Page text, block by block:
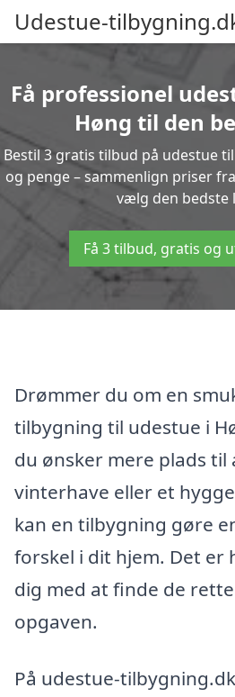
Udestue-
Få professionel
Høng til den
Bestil 3 gratis tilbud på udestue
og penge – sammenlign priser
vælg den bedste
Få 3 tilbud, gratis og
Drømmer du om en
tilbygning til udestue i
du ønsker mere plads til
vinterhave eller et
kan en tilbygning gøre
forskel i dit hjem. Det er
dig med at finde de
opgaven.
På udestue-